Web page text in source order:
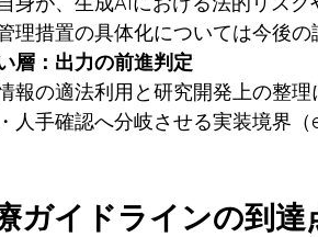
理措置の具体化については今後の
層：出力の前進判定
報の適法利用と研究開発上の整
人手確認へ分岐させる実装境界
ガイドラインの到達